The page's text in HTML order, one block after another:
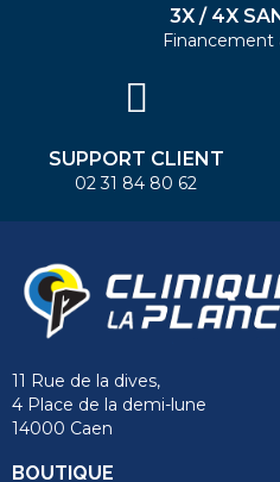
3X / 4X
Financement
SUPPORT CLIENT
02 31 84 80 62
11 Rue de la dives,
4 Place de la demi-lune
14000 Caen
BOUTIQUE